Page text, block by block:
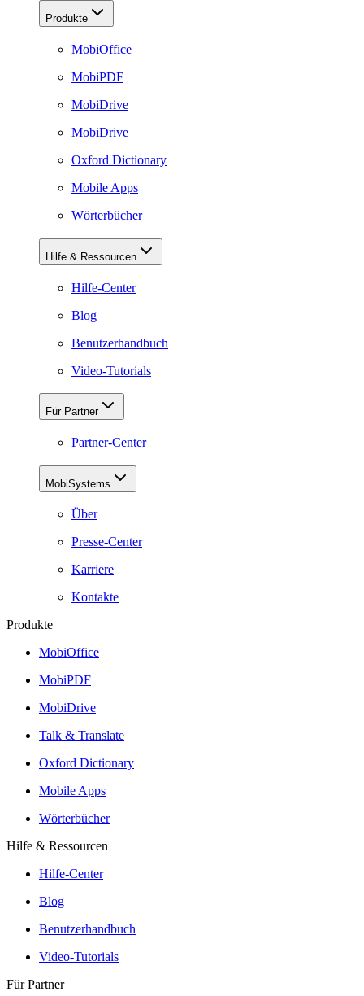
Produkte
MobiOffice
MobiPDF
MobiDrive
MobiDrive
Oxford Dictionary
Mobile Apps
Wörterbücher
Hilfe & Ressourcen
Hilfe-Center
Blog
Benutzerhandbuch
Video-Tutorials
Für Partner
Partner-Center
MobiSystems
Über
Presse-Center
Karriere
Kontakte
Produkte
MobiOffice
MobiPDF
MobiDrive
Talk & Translate
Oxford Dictionary
Mobile Apps
Wörterbücher
Hilfe & Ressourcen
Hilfe-Center
Blog
Benutzerhandbuch
Video-Tutorials
Für Partner